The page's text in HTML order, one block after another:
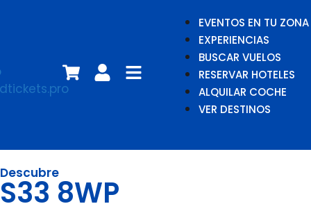
EVENTOS EN TU ZONA
EXPERIENCIAS
BUSCAR VUELOS
RESERVAR HOTELES
ALQUILAR COCHE
VER DESTINOS
Descubre
S33 8WP